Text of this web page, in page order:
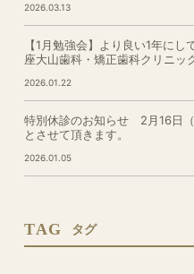
2026.03.13
【1月勉強会】より良い1年に
座大山歯科・矯正歯科クリニッ
2026.01.22
特別休診のお知らせ 2月16日
とさせて頂きます。
2026.01.05
TAG タグ